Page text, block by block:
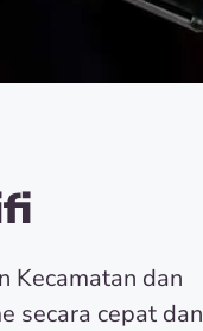
Kecamatan dan
secara cepat dan